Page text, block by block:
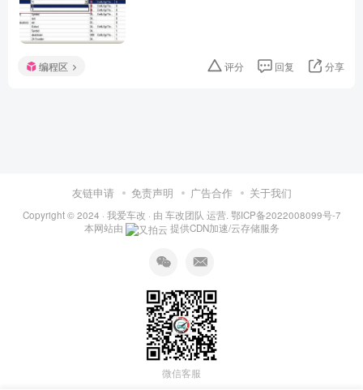
编程区 评分 回复 分享
友链申请 免责声明 广告合作 关于我们
Copyright © 2024 · 我爱车改 · 由 车改团队 运营. 鄂ICP备2022008099号-7
本网站由
提供CDN加速/云存储服务
微信客服